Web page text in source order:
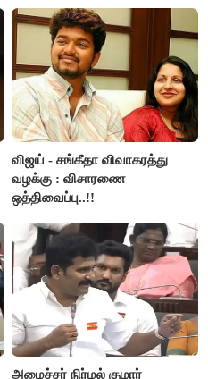
விஜய் - சங்கீதா விவாகரத்து
வழக்கு : விசாரணை
ஒத்திவைப்பு..!!
அமைச்சர் நிர்மல் குமார்